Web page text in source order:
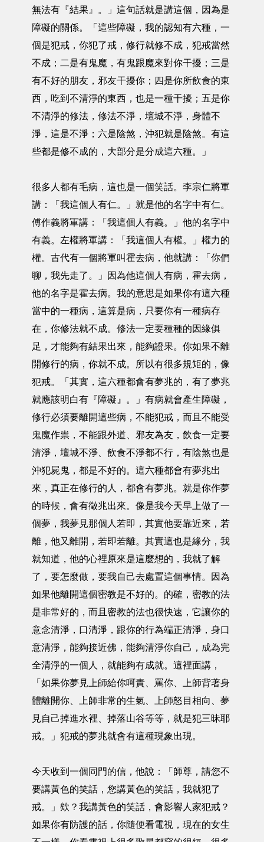
無法有『結果』。」這句話就是講這個，因為是
障礙的關係。「這些障礙，我的認知有六種，一
個是犯戒，你犯了戒，修行就修不成，犯戒當然
不成；二是有鬼魔，有鬼跟魔來對你干擾；三是
有不好的朋友，邪友干擾你；四是你所飲食的東
西，吃到不清淨的東西，也是一種干擾；五是你
不清淨的修法，修法不淨，壇城不淨，身體不
淨，這是不淨；六是陰煞，沖犯就是陰煞。有這
些都是修不成的，大部分是分成這六種。」
很多人都有毛病，這也是一個笑話。李宗仁將軍
講：「我這個人有仁。」就是他的名字中有仁。
傅作義將軍講：「我這個人有義。」他的名字中
有義。左權將軍講：「我這個人有權。」權力的
權。古代有一個將軍叫霍去病，他就講：「你們
聊，我先走了。」因為他這個人有病，霍去病，
他的名字是霍去病。我的意思是如果你有這六種
當中的一種病，這算是病，只要你有一種病存
在，你修法就不成。修法一定要種種的因緣俱
足，才能夠有結果出來，能夠證果。你如果不離
開修行的病，你就不成。所以有很多規矩的，像
犯戒。「其實，這六種都會有夢兆的，有了夢兆
就應該明白有『障礙』。」有病就會產生障礙，
修行必須要離開這些病，不能犯戒，而且不能受
鬼魔作祟，不能跟外道、邪友為友，飲食一定要
清淨，壇城不淨、飲食不淨都不行，有陰煞也是
沖犯屍鬼，都是不好的。這六種都會有夢兆出
來，真正在修行的人，都會有夢兆。就是你作夢
的時候，會有徵兆出來。像是我今天早上做了一
個夢，我夢見那個人若即，其實他要靠近來，若
離，他又離開，若即若離。其實這也是緣分，我
就知道，他的心裡原來是這麼想的，我就了解
了，要怎麼做，要我自己去處置這個事情。因為
如果他離開這個密教是不好的。的確，密教的法
是非常好的，而且密教的法也很快速，它讓你的
意念清淨，口清淨，跟你的行為端正清淨，身口
意清淨，能夠接近佛，能夠清淨你自己，成為完
全清淨的一個人，就能夠有成就。這裡面講，
「如果你夢見上師給你呵責、罵你、上師背著身
體離開你、上師非常的生氣、上師怒目相向、夢
見自己掉進水裡、掉落山谷等等，就是犯三昧耶
戒。」犯戒的夢兆就會有這種現象出現。
今天收到一個同門的信，他說：「師尊，請您不
要講黃色的笑話，您講黃色的笑話，我就犯了
戒。」欸？我講黃色的笑話，會影響人家犯戒？
如果你有防護的話，你隨便看電視，現在的女生